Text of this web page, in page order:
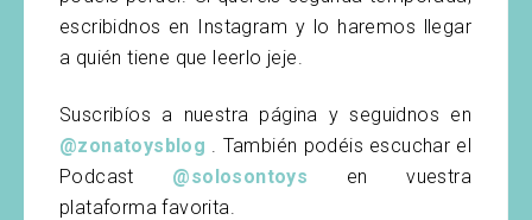
escribidnos en Instagram y lo haremos llegar
a quién tiene que leerlo jeje.
Suscribíos a nuestra página y seguidnos en
@zonatoysblog . También podéis escuchar el
Podcast @solosontoys en vuestra
plataforma favorita.